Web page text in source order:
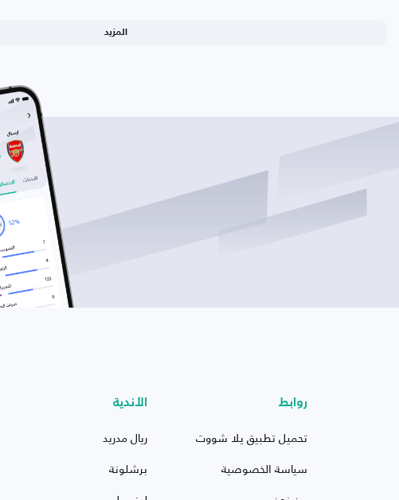
المزيد
روابط
تحميل تطبيق يلا شووت
سياسة الخصوصية
الأندية
ريال مدريد
برشلونة